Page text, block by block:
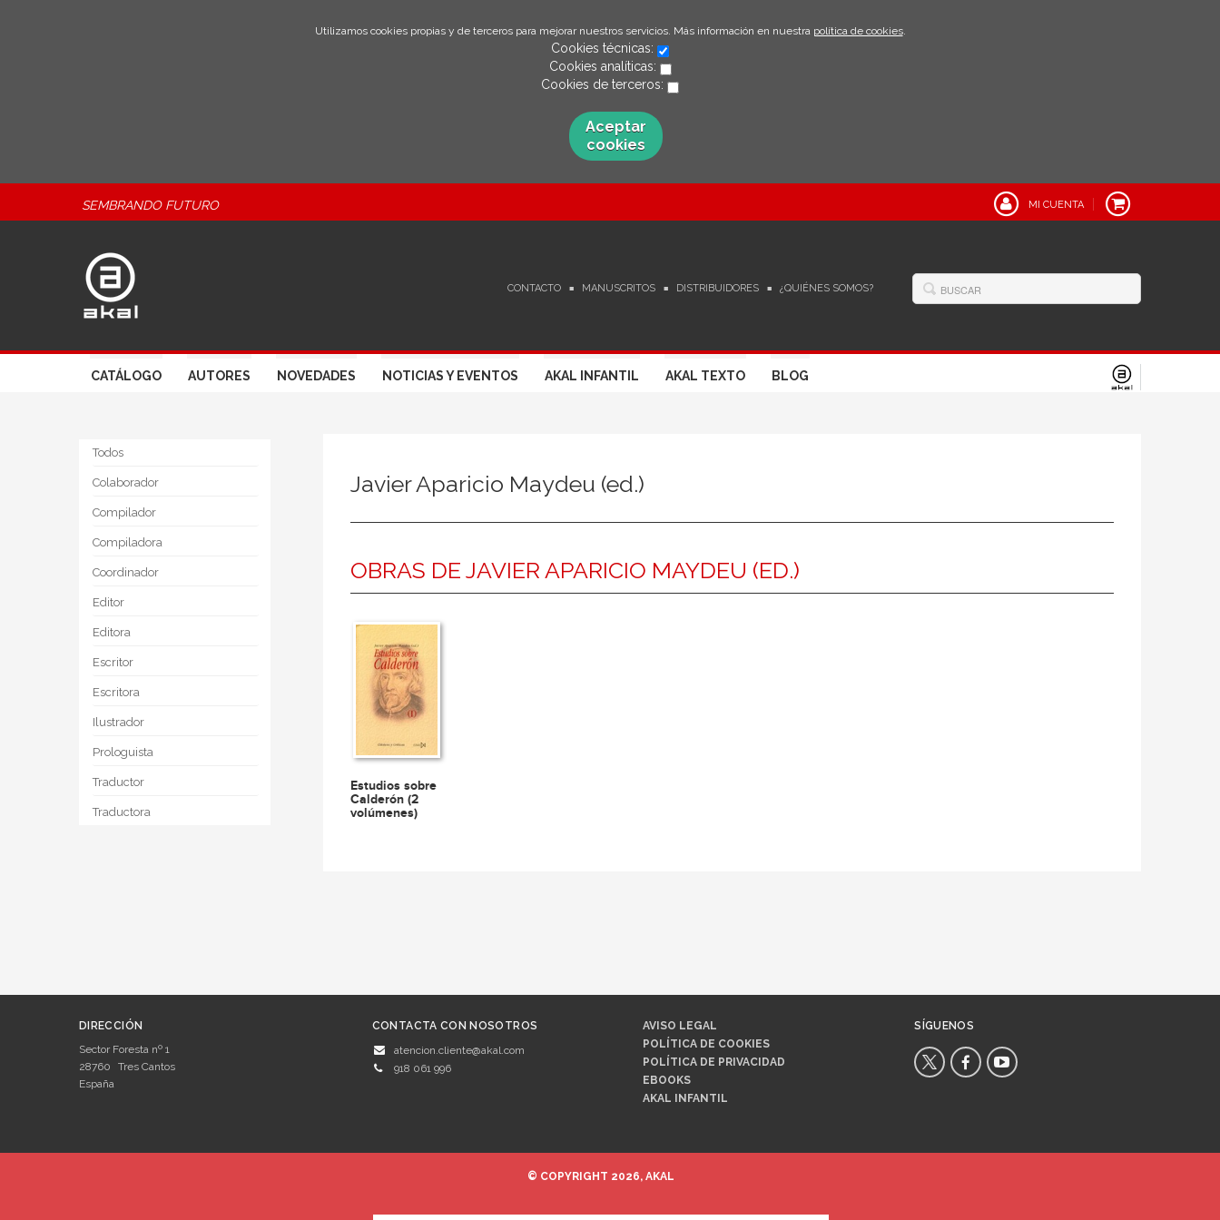
Utilizamos cookies propias y de terceros para mejorar nuestros servicios. Más información en nuestra política de cookies.
Cookies técnicas:
Cookies analíticas:
Cookies de terceros:
Aceptar
cookies
SEMBRANDO FUTURO MI CUENTA
CONTACTO MANUSCRITOS DISTRIBUIDORES ¿QUIÉNES SOMOS?
CATÁLOGO AUTORES NOVEDADES NOTICIAS Y EVENTOS AKAL INFANTIL AKAL TEXTO BLOG
Todos
Colaborador
Compilador
Compiladora
Coordinador
Editor
Editora
Escritor
Escritora
Ilustrador
Prologuista
Traductor
Traductora
Javier Aparicio Maydeu (ed.)
OBRAS DE JAVIER APARICIO MAYDEU (ED.)
Estudios sobre
Calderón (2
volúmenes)
DIRECCIÓN
Sector Foresta nº 1
28760
Tres Cantos
España
CONTACTA CON NOSOTROS
atencion.cliente@akal.com
918 061 996
AVISO LEGAL
POLÍTICA DE COOKIES
POLÍTICA DE PRIVACIDAD
EBOOKS
AKAL INFANTIL
SÍGUENOS
© COPYRIGHT 2026, AKAL